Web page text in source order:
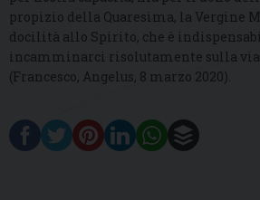
propizio della Quaresima, la Vergine
docilità allo Spirito, che è
incamminarci risolutamente sulla via
(Francesco, Angelus, 8 marzo 2020).